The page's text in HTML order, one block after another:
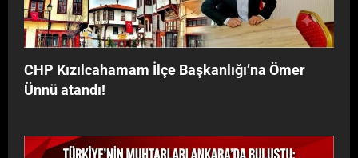
y
o
r
G
Â
R
CHP Kızılcahamam İlçe Başkanlığı’na Ömer
Ünnü atandı!